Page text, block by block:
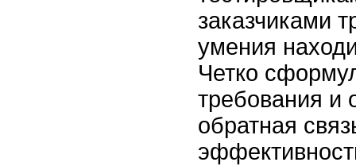
заказчиками
умения
Четко
требования и
обратная